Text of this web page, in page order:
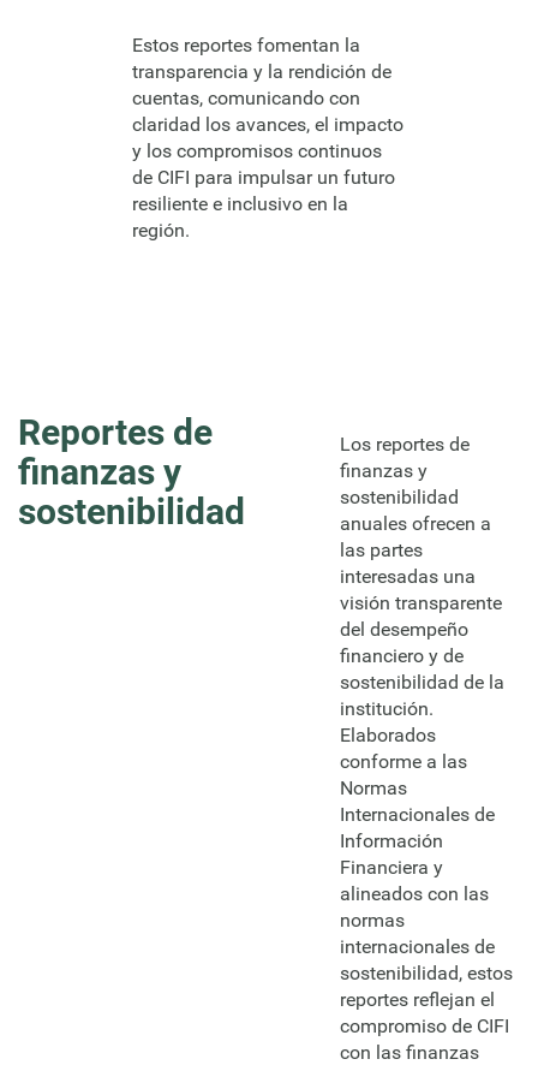
Estos reportes fomentan la
transparencia y la rendición de
cuentas, comunicando con
claridad los avances, el impacto
y los compromisos continuos
de CIFI para impulsar un futuro
resiliente e inclusivo en la
región.
Reportes de
finanzas y
sostenibilidad
Los reportes de
finanzas y
sostenibilidad
anuales ofrecen a
las partes
interesadas una
visión transparente
del desempeño
financiero y de
sostenibilidad de la
institución.
Elaborados
conforme a las
Normas
Internacionales de
Información
Financiera y
alineados con las
normas
internacionales de
sostenibilidad, estos
reportes reflejan el
compromiso de CIFI
con las finanzas